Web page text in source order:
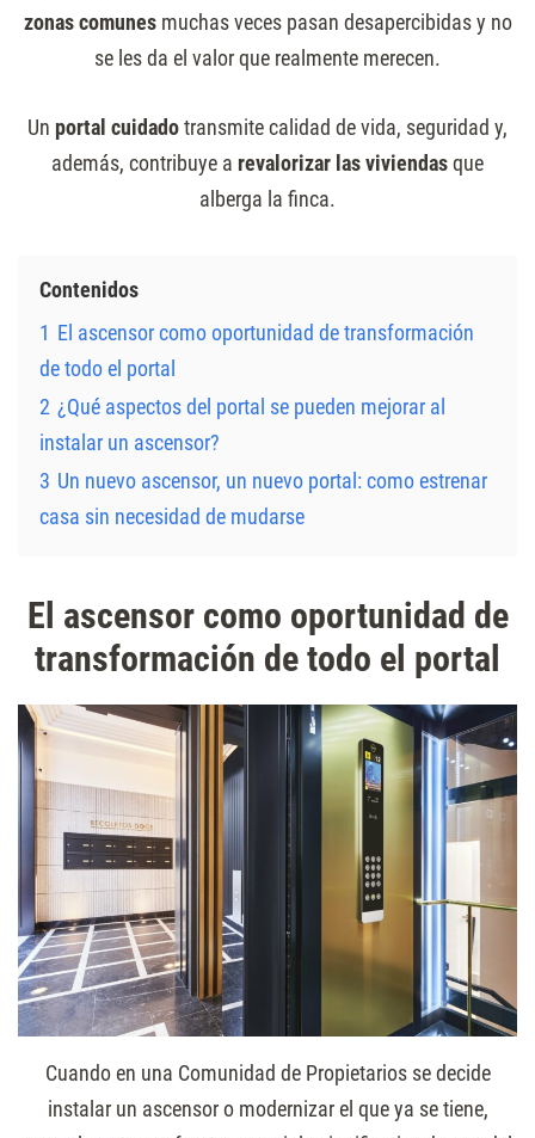
zonas comunes muchas veces pasan desapercibidas y no
se les da el valor que realmente merecen.
Un portal cuidadotransmite calidad de vida, seguridad y,
además, contribuye a revalorizar las viviendasque
alberga la finca.
Contenidos
1 El ascensor como oportunidad de transformación
de todo el portal
2 ¿Qué aspectos del portal se pueden mejorar al
instalar un ascensor?
3 Un nuevo ascensor, un nuevo portal: como estrenar
casa sin necesidad de mudarse
El ascensor como oportunidad de
transformación de todo el portal
Cuando en una Comunidad de Propietarios se decide
instalar un ascensor o modernizar el que ya se tiene,